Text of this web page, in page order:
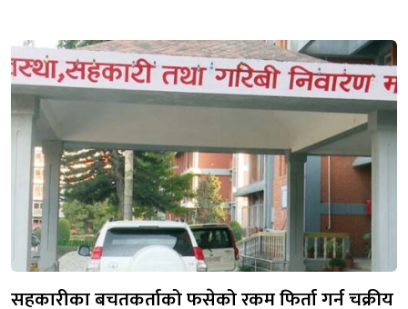
हस्पिटल सेवामा १० देखि २० प्रतिशत छुट पाउने बुद्व विशाल बजार
व्यापारिक एशोसियसनका अध्यक्ष बुद्वि बहादुर कुँवरले बताएका...
सहकारीका बचतकर्ताको फसेको रकम फिर्ता गर्न चक्रीय